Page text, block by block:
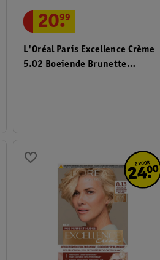
L'Oréal Paris Excellence Crème
5.02 Boeiende Brunette
20.
99